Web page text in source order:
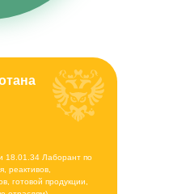
18.01.34 Лаборант по
реактивов,
готовой продукции,